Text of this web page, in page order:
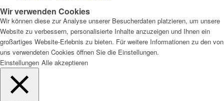
Wir verwenden Cookies
Wir können diese zur Analyse unserer Besucherdaten platzieren, um unsere
Website zu verbessern, personalisierte Inhalte anzuzeigen und Ihnen ein
großartiges Website-Erlebnis zu bieten. Für weitere Informationen zu den von
uns verwendeten Cookies öffnen Sie die Einstellungen.
Einstellungen Alle akzeptieren